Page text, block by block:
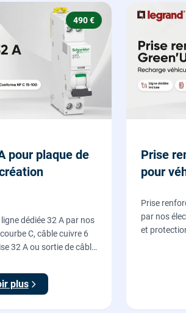
490 €
pour plaque de
dédiée 32 A par nos
C, câble cuivre 6
32 A ou sortie de câble
plus
Prise
pour
Prise
par nos
et